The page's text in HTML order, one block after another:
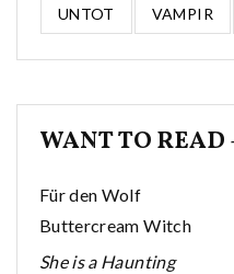
UNTOT VAMPIR
WANT TO READ
Für den Wolf
Buttercream Witch
She is a Haunting